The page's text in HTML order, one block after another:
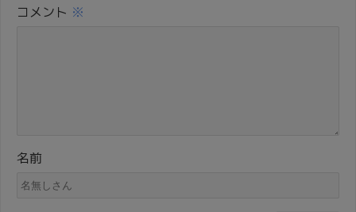
コメント ※
名前